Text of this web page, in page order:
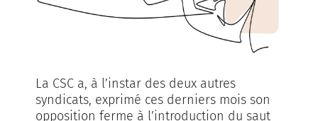
La CSC a, à l’instar des deux autres
syndicats, exprimé ces derniers mois son
opposition ferme à l’introduction du saut